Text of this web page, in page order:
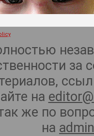
на
же по
на